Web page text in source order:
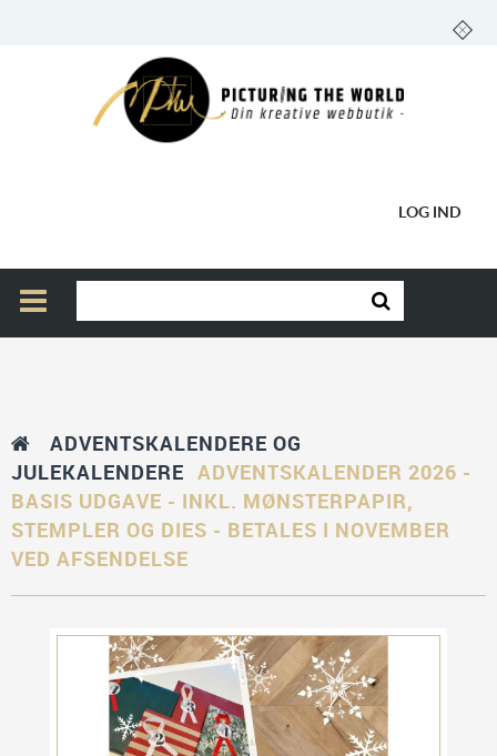
LOG IND
ADVENTSKALENDERE OG
JULEKALENDERE ADVENTSKALENDER 2026 -
BASIS UDGAVE - INKL. MØNSTERPAPIR,
STEMPLER OG DIES - BETALES I NOVEMBER
VED AFSENDELSE